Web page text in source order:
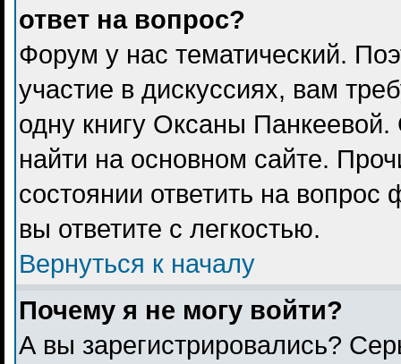
ответ на вопрос?
Форум у нас тематический.
участие в дискуссиях, вам
одну книгу Оксаны
найти на основном сайте.
состоянии ответить на
вы ответите с легкостью.
Вернуться к началу
Почему я не могу войти?
А вы зарегистрировались?